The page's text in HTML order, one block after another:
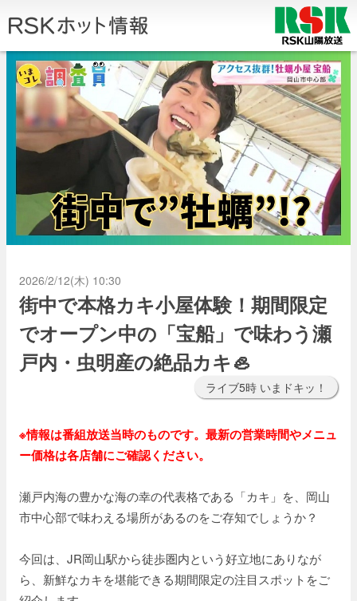
2026/2/12(木) 10:30
街中で本格カキ小屋体験！期間限定
でオープン中の「宝船」で味わう瀬
戸内・虫明産の絶品カキ🦪
ライブ5時 いまドキッ！
※情報は番組放送当時のものです。最新の営業時間やメニュ
ー価格は各店舗にご確認ください。
瀬戸内海の豊かな海の幸の代表格である「カキ」を、岡山
市中心部で味わえる場所があるのをご存知でしょうか？
今回は、JR岡山駅から徒歩圏内という好立地にありなが
ら、新鮮なカキを堪能できる期間限定の注目スポットをご